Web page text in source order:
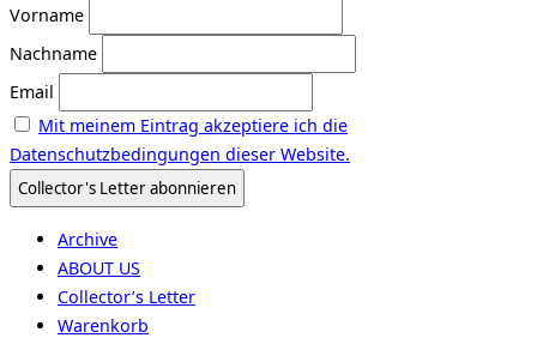
Vorname
Nachname
Email
Mit meinem Eintrag akzeptiere ich die
Datenschutzbedingungen dieser Website.
Archive
ABOUT US
Collector’s Letter
Warenkorb